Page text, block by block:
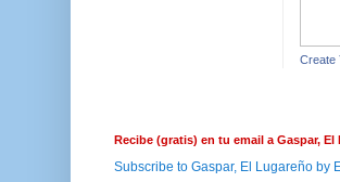
Create
Recibe (gratis) en tu email a Gaspar, El
Subscribe to Gaspar, El Lugareño by